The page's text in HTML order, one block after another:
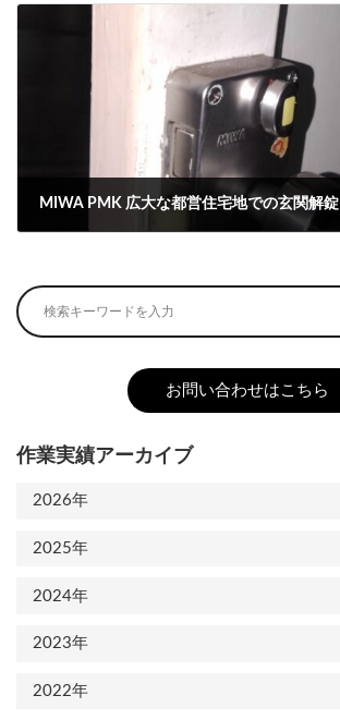
MIWA PMK 広大な都営住宅地での玄関解錠
お問い合わせはこちら
作業実績アーカイブ
2026年
2025年
2024年
2023年
2022年